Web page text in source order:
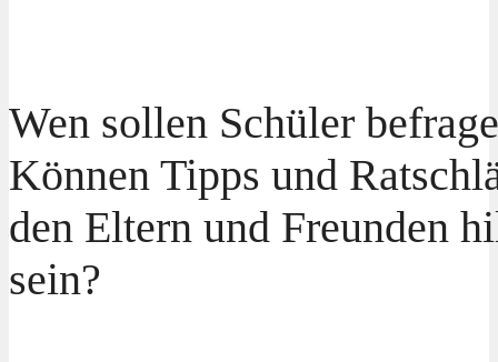
Wen sollen Schüler
Können Tipps und
den Eltern und Freunden
sein?